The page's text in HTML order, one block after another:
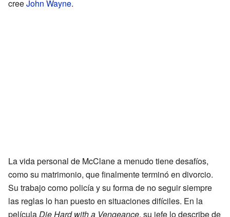
creeJohn Wayne.
La vida personal de McClane a menudo tiene desafíos,
como su matrimonio, que finalmente terminó en divorcio.
Su trabajo como policía y su forma de no seguir siempre
las reglas lo han puesto en situaciones difíciles. En la
películaDie Hard with a Vengeance, su jefe lo describe de